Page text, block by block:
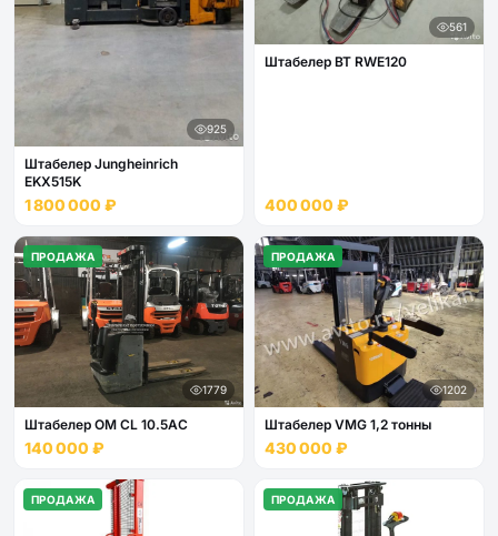
925
Штабелер Jungheinrich
EKX515K
1 800 000 ₽
561
Штабелер BT RWE120
400 000 ₽
ПРОДАЖА
1779
Штабелер OM CL 10.5АС
140 000 ₽
ПРОДАЖА
1202
Штабелер VMG 1,2 тонны
430 000 ₽
ПРОДАЖА ПРОДАЖА